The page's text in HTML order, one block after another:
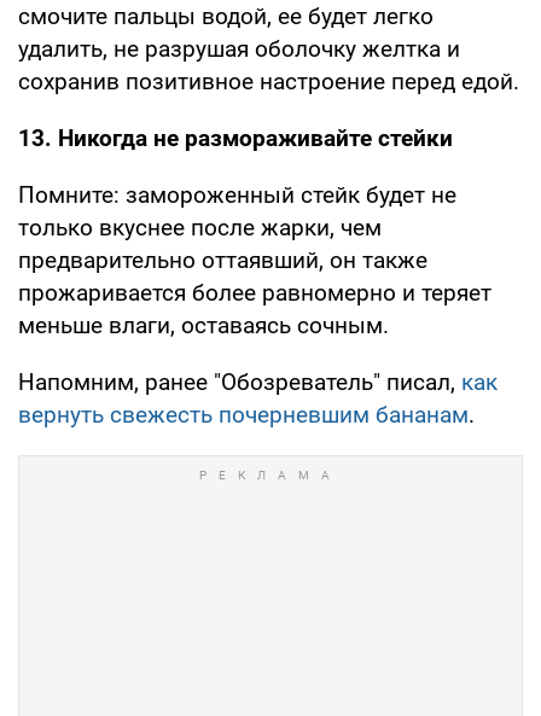
смочите пальцы водой, ее будет легко
удалить, не разрушая оболочку желтка и
сохранив позитивное настроение перед едой.
13. Никогда не размораживайте стейки
Помните: замороженный стейк будет не
только вкуснее после жарки, чем
предварительно оттаявший, он также
прожаривается более равномерно и теряет
меньше влаги, оставаясь сочным.
Напомним, ранее "Обозреватель" писал, как
вернуть свежесть почерневшим бананам.